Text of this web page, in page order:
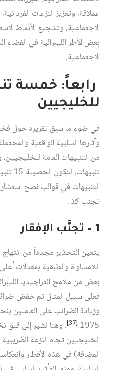
عملاقة، وتعزيز النزعات
الاجتماعية، وتشجيع الأنماط
بعض الأطر الليبرالية في
الاجتماعية.
رابعاً: خمسة
للخليجيين
في ضوء ما سبق تقريره حول فخاخ
وآثارها السلبية الواقعية
من التنبيهات العامة
التنبيهات في قوالب نصح
تجنب كذا.
1 – تجنَّب الإفقار
يتعين التحذير مجدداً من
اللامساواة والطبقية بمعدلات
بعض من ملامح التراجيديا
وزيادة الضرائب على العاملين
1975
[37]
. وهنا نشير إلى قلق
الخليجيين تجاه النزعة
المضافة) في هذه الأقطار